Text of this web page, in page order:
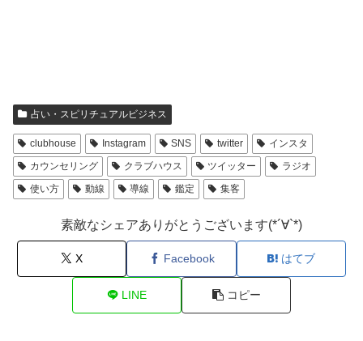
占い・スピリチュアルビジネス
clubhouse Instagram SNS twitter
インスタ
カウンセリング
クラブハウス ツイッター
ラジオ
使い方
動線 導線 鑑定 集客
素敵なシェアありがとうございます(*´∀`*)
X Facebook はてブ
LINE コピー